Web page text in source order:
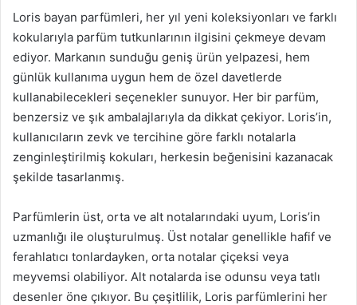
Loris bayan parfümleri, her yıl yeni koleksiyonları ve farklı
kokularıyla parfüm tutkunlarının ilgisini çekmeye devam
ediyor. Markanın sunduğu geniş ürün yelpazesi, hem
günlük kullanıma uygun hem de özel davetlerde
kullanabilecekleri seçenekler sunuyor. Her bir parfüm,
benzersiz ve şık ambalajlarıyla da dikkat çekiyor. Loris’in,
kullanıcıların zevk ve tercihine göre farklı notalarla
zenginleştirilmiş kokuları, herkesin beğenisini kazanacak
şekilde tasarlanmış.
Parfümlerin üst, orta ve alt notalarındaki uyum, Loris’in
uzmanlığı ile oluşturulmuş. Üst notalar genellikle hafif ve
ferahlatıcı tonlardayken, orta notalar çiçeksi veya
meyvemsi olabiliyor. Alt notalarda ise odunsu veya tatlı
desenler öne çıkıyor. Bu çeşitlilik, Loris parfümlerini her